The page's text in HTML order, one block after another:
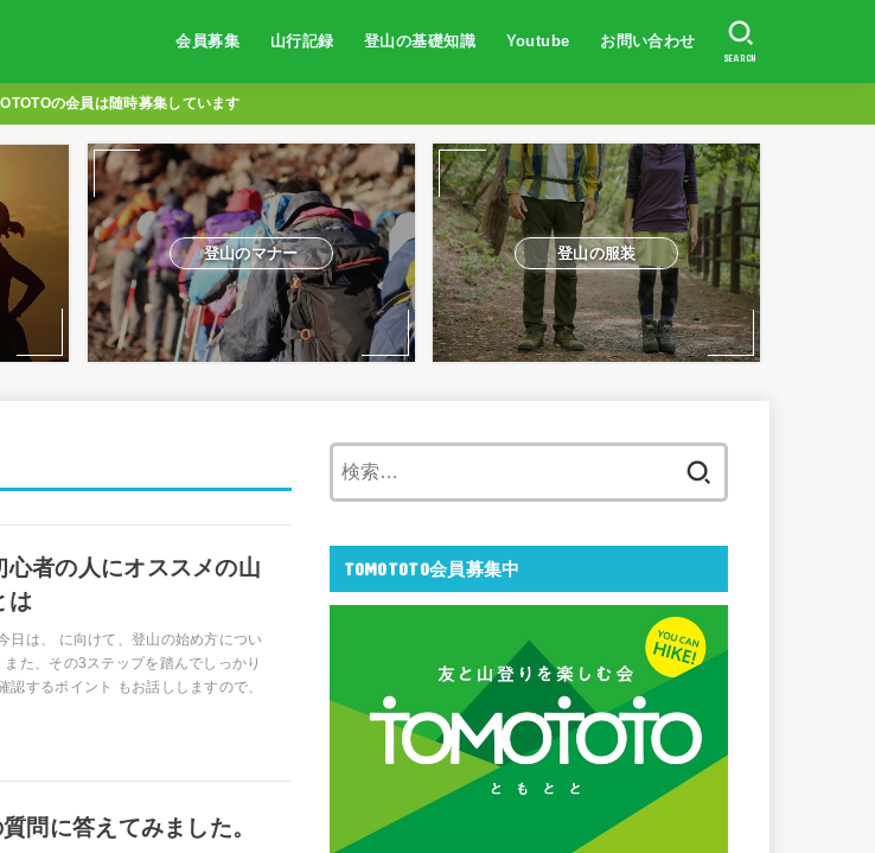
会員募集 山行記録 登山の基礎知識
登山初心者向け
登山の服装・持ち物
山の歩き方
防水対策
トレーニング方法
山岳事故・遭難対策
体験談
Youtube
登山初心者向け
富士山に登りたい人へ
登山での体験談
山の登り方
登山の服装
地図の読み方
日焼け対策
登山の体力作り
山岳遭難事故対策
お問い合わせ
SEARCH
の会員は随時募集しています
登山のマナー 登山の服装
心者の人にオススメの山
は
日は、 に向けて、登山の始め方につい
た、その3ステップを踏んでしっかり
認するポイント もお話ししますので、
問に答えてみました。
TOMOTOTO会員募集中